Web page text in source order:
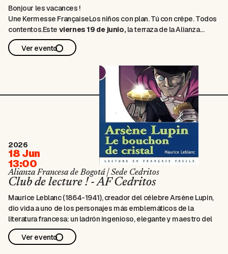
Bonjour les vacances !
Une Kermesse FrançaiseLos niños con plan. Tú con crêpe. Todos
contentos.Este viernes 19 de junio,la terraza de la Alianza
Francesa se convierte en una kermesse francesa: una tarde en
familia donde los peques tienen actividades para rato y los
Ver evento
2026
18 Jun
13:00
Alianza Francesa de Bogotá | Sede Cedritos
Club de lecture ! - AF Cedritos
Maurice Leblanc (1864-1941), creador del célebre Arsène Lupin,
dio vida a uno de los personajes más emblemáticos de la
literatura francesa: un ladrón ingenioso, elegante y maestro del
disfraz, cuyas aventuras, llenas de misterio y suspenso, siguen
cautivando a lectores de todo el mundo.
Ver evento